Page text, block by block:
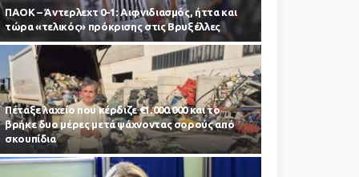
ΠΑΟΚ – Άντερλεχτ 0-1: Αιφνιδιασμός, ήττα και
τώρα «τελικός» πρόκρισης στις Βρυξέλλες
Πέταξε λαχείο που κέρδιζε €1.000.000 και το
βρήκε δυο μέρες μετά ψάχνοντας σορούς από
σκουπίδια